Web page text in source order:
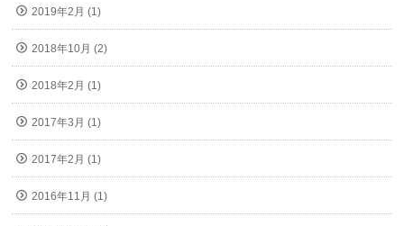
2019年2月 (1)
2018年10月 (2)
2018年2月 (1)
2017年3月 (1)
2017年2月 (1)
2016年11月 (1)